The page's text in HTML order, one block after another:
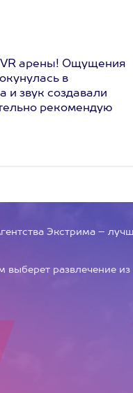
VR арены! Ощущения
в
и звук создавали
рекомендую
Экстрима –
развлечение из